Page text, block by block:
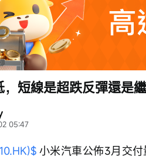
05:47
短線是超跌反彈還是繼
小米汽車公佈3月交付